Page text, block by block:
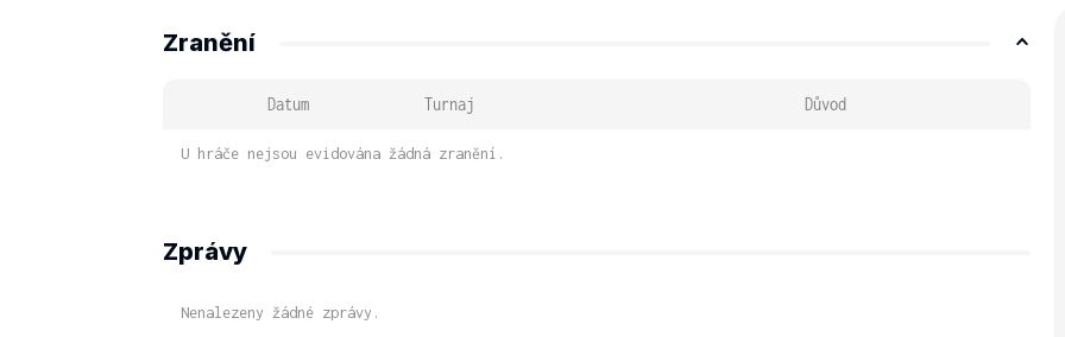
Zranění
Datum Turnaj Důvod
U hráče nejsou evidována žádná zranění.
Zprávy
Nenalezeny žádné zprávy.